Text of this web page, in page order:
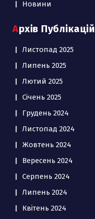
Новини
Архів Публікацій
Листопад 2025
Липень 2025
Лютий 2025
Січень 2025
Грудень 2024
Листопад 2024
Жовтень 2024
Вересень 2024
Серпень 2024
Липень 2024
Квітень 2024